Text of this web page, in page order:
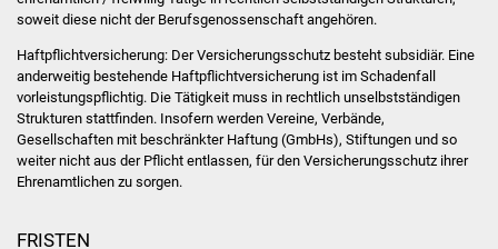
Ortsentwicklung
Presse
Bürger & Service
soweit diese nicht der Berufsgenossenschaft angehören.
Haftpflichtversicherung: Der Versicherungsschutz besteht subsidiär. Eine
anderweitig bestehende Haftpflichtversicherung ist im Schadenfall
vorleistungspflichtig. Die Tätigkeit muss in rechtlich unselbstständigen
Strukturen stattfinden. Insofern werden Vereine, Verbände,
Gesellschaften mit beschränkter Haftung (GmbHs), Stiftungen und so
weiter nicht aus der Pflicht entlassen, für den Versicherungsschutz ihrer
Ehrenamtlichen zu sorgen.
FRISTEN